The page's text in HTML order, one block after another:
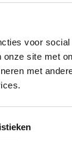
voor
site met
met